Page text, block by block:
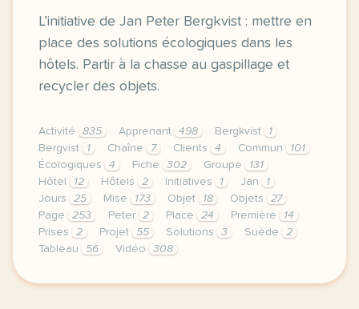
L’initiative de Jan Peter Bergkvist : mettre en
place des solutions écologiques dans les
hôtels. Partir à la chasse au gaspillage et
recycler des objets.
Activité 835 Apprenant 498 Bergkvist
1
Bergvist
1 Chaîne 7 Clients 4 Commun
101
Écologiques
4 Fiche 302 Groupe
131
Hôtel
12 Hôtels 2 Initiatives 1 Jan
1
Jours
25 Mise 173 Objet 18 Objets
27
Page
253 Peter 2 Place 24 Première
14
Prises
2 Projet 55 Solutions 3 Suède
2
Tableau
56 Vidéo 308
le respect de votre vie privee est une priorite